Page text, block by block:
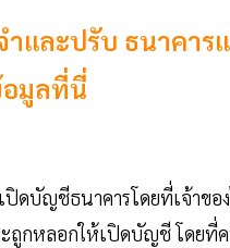
และปรับ ธนาคาร
อมูลที่นี่
ปิดบัญชีธนาคารโดยที่เจ้าข
ถูกหลอกให้เปิดบัญชี โดยที่